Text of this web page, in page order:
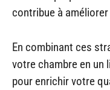
contribue à
En combinant ces
votre chambre en un
pour enrichir votre